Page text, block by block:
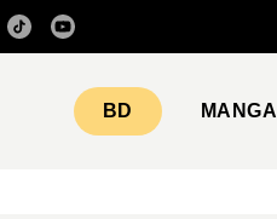
CONTENU
BD MANGA